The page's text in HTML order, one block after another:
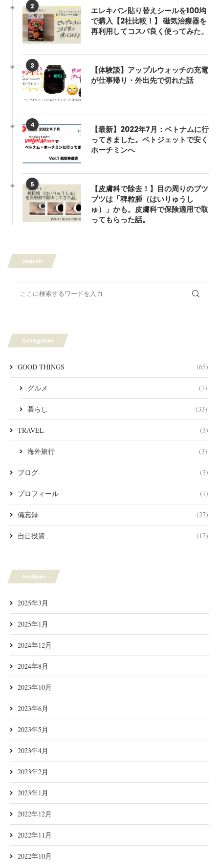
2
エレキバン貼り替えシールを100均
で購入【2社比較！】 磁気治療器を
再利用してコスパ良く使ってみた。
3
【体験談】アップルウォッチの充電
が仕事帰り・外出先で切れた話
4
【最新】2022年7月：ベトナムに行
ってきました。ベトジェットで安く
ホーチミンへ
5
【皮膚科で除去！】目の周りのブツ
ブツは「稗粒腫（はいりゅうし
ゅ）」かも。皮膚科で保険適用で取
ってもらった話。
Search
Categories
GOOD THINGS (65)
グルメ (7)
暮らし (33)
TRAVEL (3)
海外旅行 (3)
ブログ (3)
プロフィール (1)
備忘録 (27)
自己投資 (17)
Archives
2025年3月
2025年1月
2024年12月
2024年8月
2023年10月
2023年6月
2023年5月
2023年4月
2023年2月
2023年1月
2022年12月
2022年11月
2022年10月